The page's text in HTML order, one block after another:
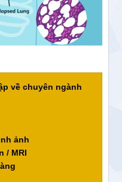
về chuyên ngành
ảnh
/ MRI